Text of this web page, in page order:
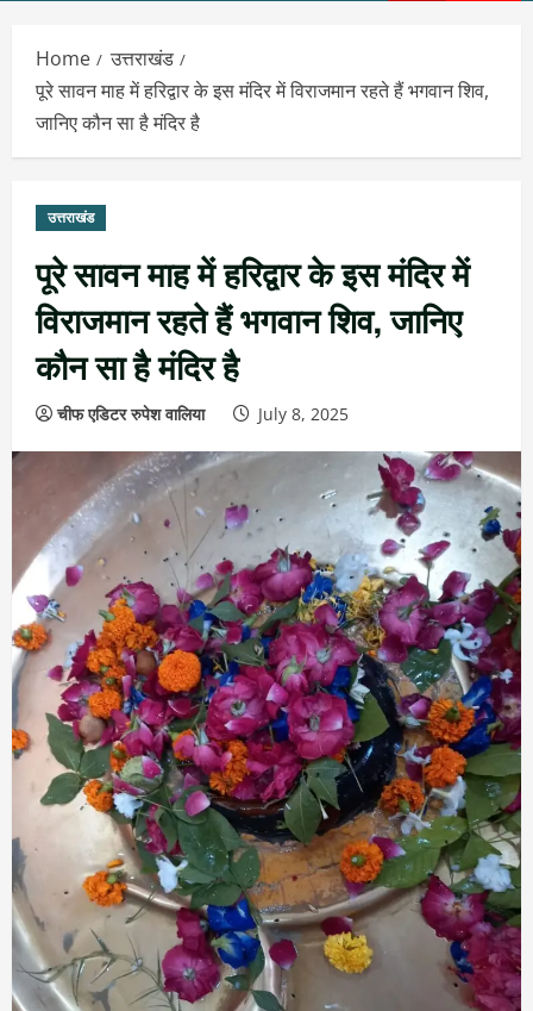
Home
उत्तराखंड
पूरे सावन माह में हरिद्वार के इस मंदिर में विराजमान रहते हैं भगवान शिव,
जानिए कौन सा है मंदिर है
उत्तराखंड
पूरे सावन माह में हरिद्वार के इस मंदिर में
विराजमान रहते हैं भगवान शिव, जानिए
कौन सा है मंदिर है
चीफ एडिटर रुपेश वालिया July 8, 2025